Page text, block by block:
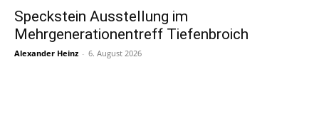
Speckstein Ausstellung im
Mehrgenerationentreff Tiefenbroich
Alexander Heinz - 6. August 2026